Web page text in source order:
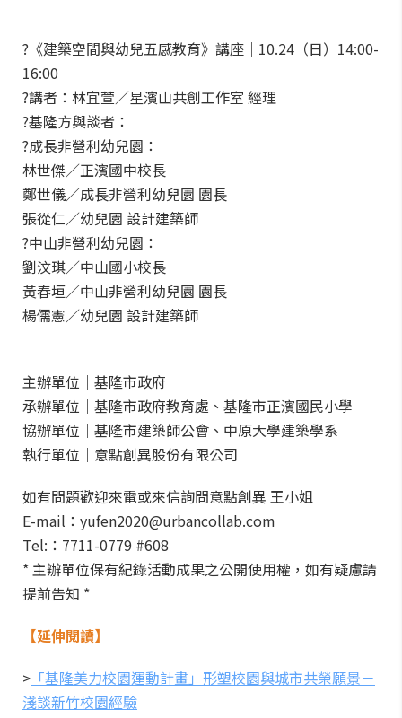
?《建築空間與幼兒五感教育》講座｜10.24（日）14:00-
16:00
?講者：林宜萱／星濱山共創工作室 經理
?基隆方與談者：
?成長非營利幼兒園：
林世傑／正濱國中校長
鄭世儀／成長非營利幼兒園 園長
張從仁／幼兒園 設計建築師
?中山非營利幼兒園：
劉汶琪／中山國小校長
黃春垣／中山非營利幼兒園 園長
楊儒憲／幼兒園 設計建築師
主辦單位｜基隆市政府
承辦單位｜基隆市政府教育處、基隆市正濱國民小學
協辦單位｜基隆市建築師公會、中原大學建築學系
執行單位｜意點創異股份有限公司
如有問題歡迎來電或來信詢問意點創異 王小姐
E-mail：yufen2020@urbancollab.com
Tel:：7711-0779 #608
* 主辦單位保有紀錄活動成果之公開使用權，如有疑慮請
提前告知 *
【延伸閱讀】
> 「基隆美力校園運動計畫」形塑校園與城市共榮願景－
淺談新竹校園經驗